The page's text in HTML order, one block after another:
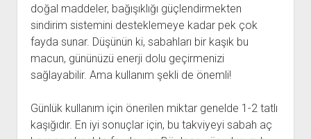
doğal maddeler, bağışıklığı güçlendirmekten
sindirim sistemini desteklemeye kadar pek çok
fayda sunar. Düşünün ki, sabahları bir kaşık bu
macun, gününüzü enerji dolu geçirmenizi
sağlayabilir. Ama kullanım şekli de önemli!
Günlük kullanım için önerilen miktar genelde 1-2 tatlı
kaşığıdır. En iyi sonuçlar için, bu takviyeyi sabah aç